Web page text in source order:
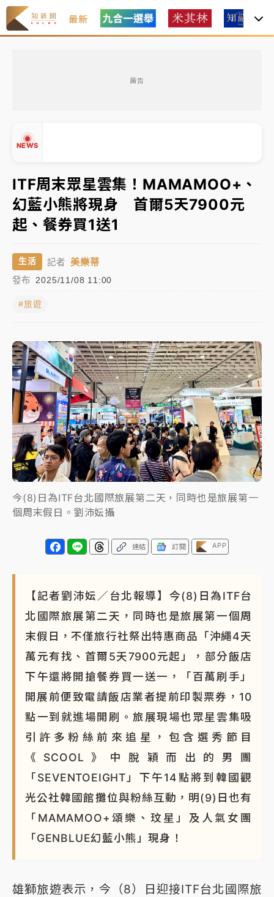
最新
廣告
NEWS
中信慈善基金會想增加董事人數！辜仲諒向法院聲請遭
駁 理由曝光
故宮《龍藏經》特展第2檔！今線上預約開賣一度塞車
周六起展出延長至晚上7時
台東農業處長涉圖利渡假村！東檢抗告成功 今重開羈
押庭
父親節泡湯了！中颱白海豚雨彈轟3天 「紅到發紫」降
雨熱區曝
女律師陳昱瑄詐慈濟10億！黃金158kg遭查扣畫面曝光
旅局回應了
中信慈善基金會想增加董事人數！辜仲諒向法院聲請遭
駁 理由曝光
故宮《龍藏經》特展第2檔！今線上預約開賣一度塞車
周六起展出延長至晚上7時
台東農業處長涉圖利渡假村！東檢抗告成功 今重開羈
押庭
雨熱區曝
▼
ITF周末眾星雲集！MAMAMOO+、
幻藍小熊將現身 首爾5天7900元
起、餐券買1送1
生活 記者 美樂蒂
發布 2025/11/08 11:00
#旅遊
今(8)日為ITF台北國際旅展第二天，同時也是旅展第一
個周末假日。劉沛妘攝
連結 訂閱 APP
【記者劉沛妘／台北報導】今(8)日為ITF台
北國際旅展第二天，同時也是旅展第一個周
末假日，不僅旅行社祭出特惠商品「沖繩4天
萬元有找、首爾5天7900元起」，部分飯店
下午還將開搶餐券買一送一，「百萬刷手」
開展前便致電請飯店業者提前印製票券，10
點一到就進場開刷。旅展現場也眾星雲集吸
引許多粉絲前來追星，包含選秀節目
《SCOOL》中脫穎而出的男團
「SEVENTOEIGHT」下午14點將到韓國觀
光公社韓國館攤位與粉絲互動，明(9)日也有
「MAMAMOO+頌樂、玟星」及人氣女團
「GENBLUE幻藍小熊」現身！
雄獅旅遊表示，今（8）日迎接ITF台北國際旅